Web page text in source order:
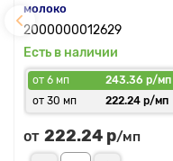
молоко
2000000012629
Есть в наличии
от 6 мп
243.36 р/мп
от 30 мп
222.24 р/мп
от 222.24 р/мп